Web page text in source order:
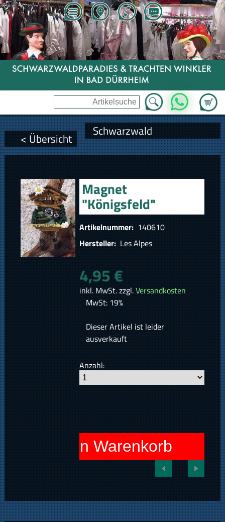
Zum
WhatsApp
< Übersicht Schwarzwald
Magnet
"Königsfeld"
Artikelnummer: 140610
Hersteller: Les Alpes
4,95 €
inkl. MwSt. zzgl.Versandkosten
MwSt: 19%
Dieser Artikel ist leider
ausverkauft
Anzahl:
In den Warenkorb